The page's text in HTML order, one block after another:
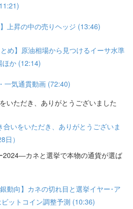
上昇の中の売りヘッジ (13:46)
め】原油相場から見つけるイーサ水準
ほか (12:14)
一気通貫動画 (72:40)
いただき、ありがとうございました
いをいただき、ありがとうございま
日）
カネと選挙で本物の通貨が選ば
動向】カネの切れ目と選挙イヤー･ア
ットコイン調整予測 (10:36)